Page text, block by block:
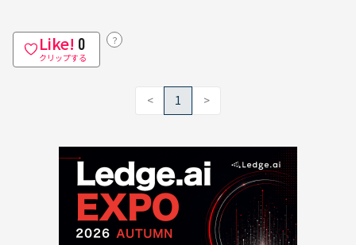
Like! 0
クリップする
？
< 1 >